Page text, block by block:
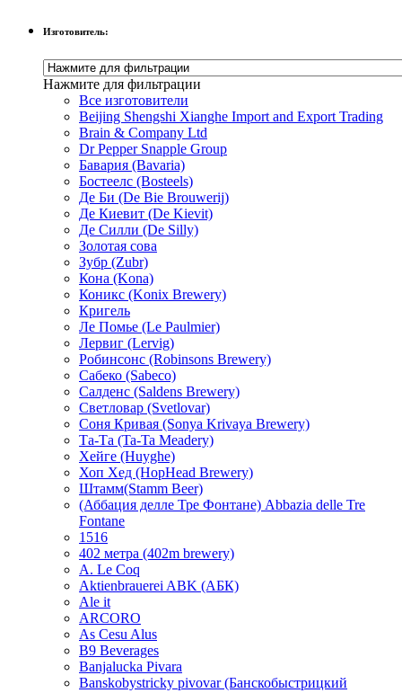
Изготовитель:
Нажмите для фильтрации
Все изготовители
Beijing Shengshi Xianghe Import and Export Trading
Brain & Company Ltd
Dr Pepper Snapple Group
Бавария (Bavaria)
Бостеелс (Bosteels)
Де Би (De Bie Brouwerij)
Де Киевит (De Kievit)
Де Силли (De Silly)
Золотая сова
Зубр (Zubr)
Кона (Kona)
Коникс (Konix Brewery)
Кригель
Ле Помье (Le Paulmier)
Лервиг (Lervig)
Робинсонс (Robinsons Brewery)
Сабеко (Sabeco)
Салденс (Saldens Brewery)
Светловар (Svetlovar)
Соня Кривая (Sonya Krivaya Brewery)
Та-Та (Ta-Ta Meadery)
Хейге (Huyghe)
Хоп Хед (HopHead Brewery)
Штамм(Stamm Beer)
(Аббация делле Тре Фонтане) Abbazia delle Tre
Fontane
1516
402 метра (402m brewery)
A. Le Coq
Aktienbrauerei ABK (АБК)
Ale it
ARCORO
As Cesu Alus
B9 Beverages
Banjalucka Pivara
Banskobystricky pivovar (Банскобыстрицкий